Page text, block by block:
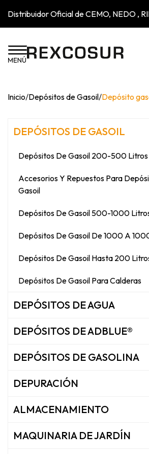
Distribuidor Oficial de CEMO, NEDO ,
Inicio/Depósitos de Gasoil/Depósito
DEPÓSITOS DE GASOIL
Depósitos De Gasoil 200-500 Litros
Accesorios Y Repuestos Para
Gasoil
Depósitos De Gasoil 500-1000
Depósitos De Gasoil De 1000 A
Depósitos De Gasoil Hasta 200
Depósitos De Gasoil Para Calderas
DEPÓSITOS DE AGUA
DEPÓSITOS DE ADBLUE®
DEPÓSITOS DE GASOLINA
DEPURACIÓN
ALMACENAMIENTO
MAQUINARIA DE JARDÍN